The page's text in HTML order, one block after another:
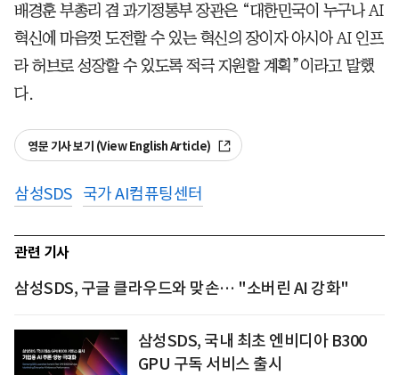
배경훈 부총리 겸 과기정통부 장관은 “대한민국이 누구나 AI
혁신에 마음껏 도전할 수 있는 혁신의 장이자 아시아 AI 인프
라 허브로 성장할 수 있도록 적극 지원할 계획”이라고 말했
다.
영문 기사 보기 (View English Article)
삼성SDS 국가 AI컴퓨팅센터
관련 기사
삼성SDS, 구글 클라우드와 맞손… "소버린 AI 강화"
삼성SDS, 국내 최초 엔비디아 B300
GPU 구독 서비스 출시